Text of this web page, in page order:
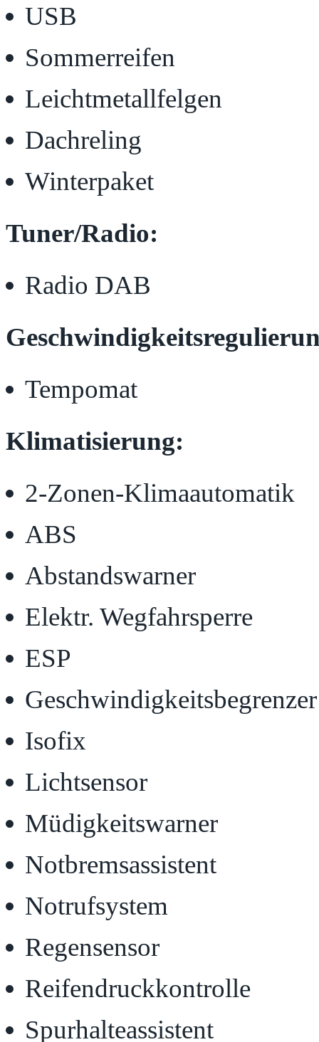
USB
Sommerreifen
Leichtmetallfelgen
Dachreling
Winterpaket
Tuner/Radio:
Radio DAB
Tempomat
Klimatisierung:
2-Zonen-Klimaautomatik
ABS
Abstandswarner
Elektr. Wegfahrsperre
ESP
Geschwindigkeitsbegrenzer
Isofix
Lichtsensor
Müdigkeitswarner
Notbremsassistent
Notrufsystem
Regensensor
Reifendruckkontrolle
Spurhalteassistent